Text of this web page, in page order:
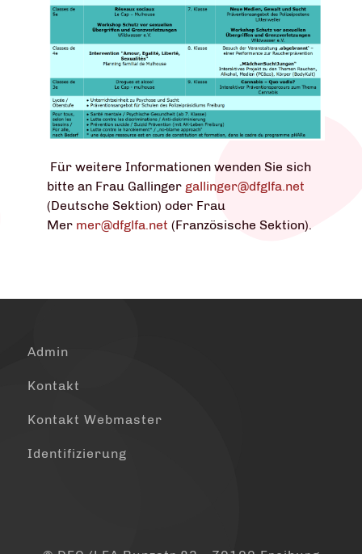
Für weitere Informationen wenden Sie sich
bitte an Frau Gallinger gallinger@dfglfa.net
(Deutsche Sektion) oder Frau
Mer mer@dfglfa.net (Französische Sektion).
Admin
Kontakt
Kontakt Webmaster
Identifizierung